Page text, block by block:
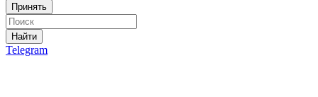
Принять
Найти
Telegram